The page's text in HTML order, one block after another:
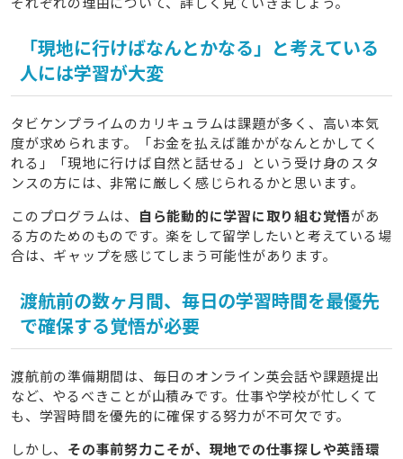
「現地に行けばなんとかなる」と考えている
人には学習が大変
タビケンプライムのカリキュラムは課題が多く、高い本気
度が求められます。「お金を払えば誰かがなんとかしてく
れる」「現地に行けば自然と話せる」という受け身のスタ
ンスの方には、非常に厳しく感じられるかと思います。
このプログラムは、
自ら能動的に学習に取り組む覚悟があ
る方のためのものです。楽をして留学したいと考えている場
合は、ギャップを感じてしまう可能性があります。
渡航前の数ヶ月間、毎日の学習時間を最優先
で確保する覚悟が必要
渡航前の準備期間は、毎日のオンライン英会話や課題提出
など、やるべきことが山積みです。仕事や学校が忙しくて
も、学習時間を優先的に確保する努力が不可欠です。
しかし、 その事前努力こそが、現地での仕事探しや英語環